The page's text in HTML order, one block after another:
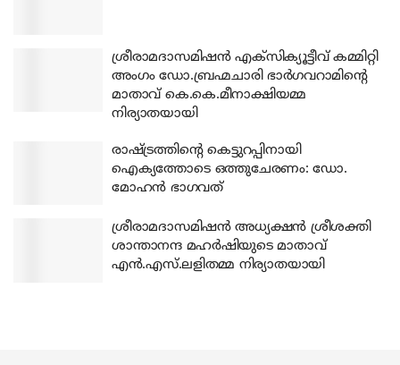
ശ്രീരാമദാസമിഷന്‍ എക്‌സിക്യൂട്ടീവ് കമ്മിറ്റി
അംഗം ഡോ.ബ്രഹ്മചാരി ഭാര്‍ഗവറാമിന്റെ
മാതാവ് കെ.കെ.മീനാക്ഷിയമ്മ
നിര്യാതയായി
രാഷ്ട്രത്തിന്റെ കെട്ടുറപ്പിനായി
ഐക്യത്തോടെ ഒത്തുചേരണം: ഡോ.
മോഹന്‍ ഭാഗവത്
ശ്രീരാമദാസമിഷന്‍ അധ്യക്ഷന്‍ ശ്രീശക്തി
ശാന്താനന്ദ മഹര്‍ഷിയുടെ മാതാവ്
എന്‍.എസ്.ലളിതമ്മ നിര്യാതയായി